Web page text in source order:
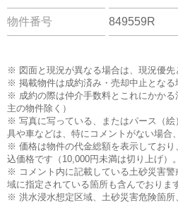
物件番号 849559R
※ 図面と現況が異なる場合は、現況優先
※ 掲載物件は成約済み・売却中止となる
※ 成約の際は仲介手数料とこれにかか
主の物件除く）
※ 写真に写っている、またはパース（
具や車などは、特にコメントがない場合
※ 価格は物件の代金総額を表示してお
込価格です（10,000円未満は切り上げ）。
※ コメント内に記載している土砂災害
域に指定されている箇所も含んでおりま
※ 洪水浸水想定区域、土砂災害危険箇所